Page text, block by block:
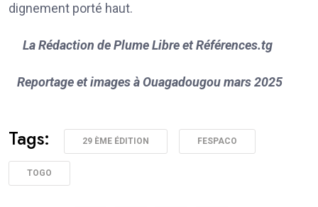
dignement porté haut.
La Rédaction de Plume Libre et Références.tg
Reportage et images à Ouagadougou mars 2025
Tags: 29 ÈME ÉDITION FESPACO
TOGO